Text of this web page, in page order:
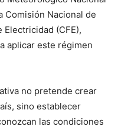
Comisión Nacional de
Electricidad (CFE),
aplicar este régimen
no pretende crear
sino establecer
las condiciones